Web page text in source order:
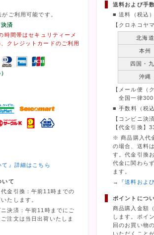
ご利用可能です。
済
間帯はセキュリティーメ
クレジットカードのご利用
て』詳細はこちら
いて
金引換：午前11時までの
たします。
決済：午前11時までにご
注文は当日出荷いたしま
送料および手
■ 送料（税込
【クロネコヤ
北海道
本州
四国・
沖縄
【メール便（
全国一律300
■ 手数料（税
【コンビニ決
【代金引換】
※ 商品購入代
の場合、送料
す。代金引換
代金に関わら
ます。
→
『送料およ
ポイントにつ
商品購入金額
します。ポイ
回のお買い物
いただくこと